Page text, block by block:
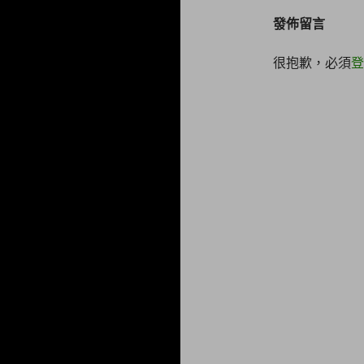
發佈留言
很抱歉，必須